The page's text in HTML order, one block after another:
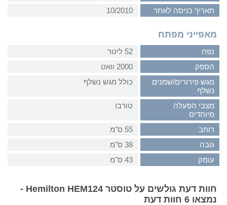
תאריך כניסה לאתר
10/2010
מאפייני מפתח
נפח
52 ליטר
הספק
2000 וואט
מגש פירורים/שמנים
נשלף
כולל מגש נשלף
מצבי הפעלה
מיוחדים
טורבו
רוחב
55 ס"מ
גובה
38 ס"מ
עומק
43 ס"מ
חוות דעת גולשים על טוסטר Hemilton HEM124 -
נמצאו 6 חוות דעת